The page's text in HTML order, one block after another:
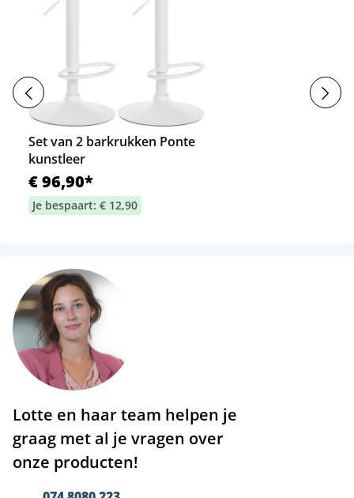
Set van 2 barkrukken Ponte
kunstleer
€ 96,90*
Je bespaart: € 12,90
Lotte en haar team helpen je
graag met al je vragen over
onze producten!